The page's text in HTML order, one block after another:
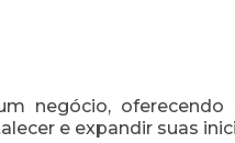
negócio, oferecendo
e expandir suas